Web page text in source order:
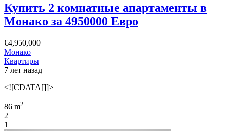
Купить 2 комнатные апартаменты в
Монако за 4950000 Евро
€4,950,000
Монако
Квартиры
7 лет назад
<![CDATA[]]>
86 m2
2
1